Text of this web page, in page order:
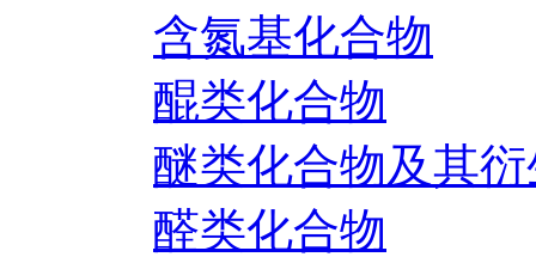
含氮基化合物
醌类化合物
醚类化合物及其
醛类化合物